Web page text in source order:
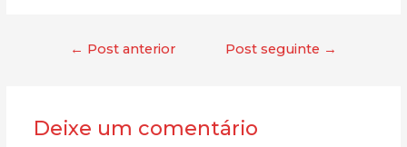
← Post anterior Post seguinte →
Deixe um comentário